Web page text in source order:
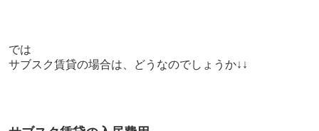
では
サブスク賃貸の場合は、どうなのでしょうか↓↓